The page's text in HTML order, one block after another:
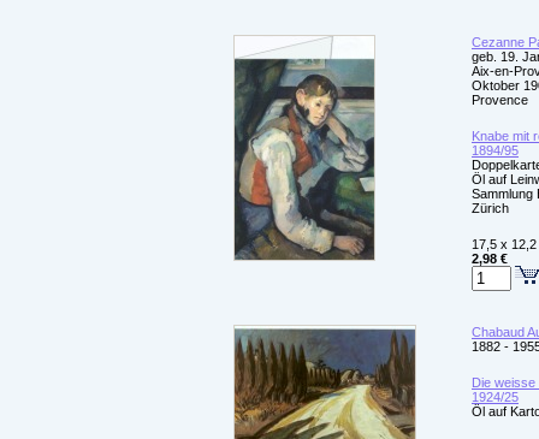
Cezanne
geb. 19.
Aix-en-
Oktober
Provence
Knabe mit
1894/95
Öl auf
Sammlung
Zürich
17,5 x 12,2
2,98 €
Chabaud
1882 -
Die
1924/25
Öl auf